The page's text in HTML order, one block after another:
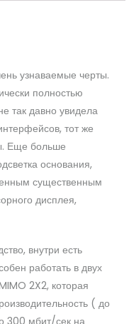
узнаваемые черты.
полностью
так давно увидела
тот же
Еще больше
основания,
существенным
дисплея,
внутри есть
работать в двух
2X2, которая
( до